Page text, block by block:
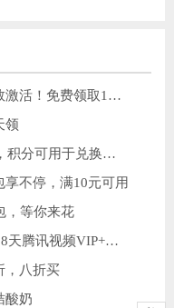
阿里云盘万能邀请码，无限次数激活！免费领取1TB空间
领
支付宝积分将于12月31日过期，积分可用于兑换提现免费额度
不停，满10元可用
，等你来花
腾讯视频VIP8周年，免费领取88天腾讯视频VIP+企鹅乐园联合会员
，八折买
酸奶